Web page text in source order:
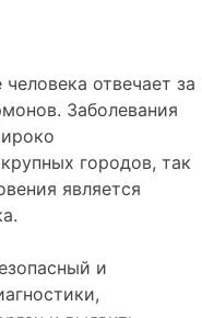
отвечает за
Заболевания
городов, так
является
и